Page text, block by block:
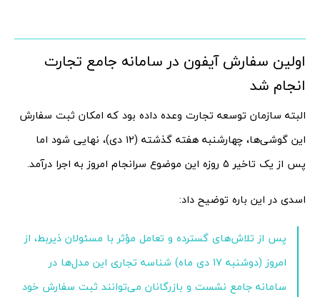
اولین سفارش آیفون در سامانه جامع تجارت
انجام شد
البته سازمان توسعه تجارت وعده داده بود که امکان ثبت سفارش
این گوشی‌ها، چهارشنبه هفته گذشته (۱۲ دی)، نهایی شود اما
پس از یک تاخیر 5 روزه این موضوع سرانجام امروز به اجرا درآمد.
اسدی در این باره توضیح داد:
پس از تلاش‌های گسترده و تعامل مؤثر با مسئولان ذیربط، از
امروز (دوشنبه 17 دی ماه) شناسه تجاری این مدل‌ها در
سامانه جامع نشست و بازرگانان می‌توانند ثبت سفارش خود